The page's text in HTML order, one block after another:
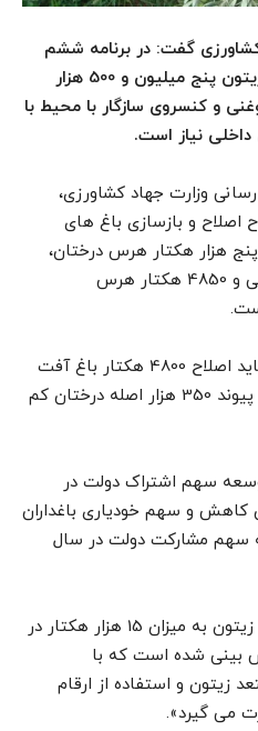
گفت: در برنامه ششم
توسعه برای گسترش باغ های زیتون پنج میلیون و 500 هزار
و کنسروی سازگار با محیط با
نیاز است.
وزارت جهاد کشاورزی،
اصلاح و بازسازی باغ های
هزار هکتار هرس درختان،
5085 هکتار هرس فرم و باردهی و 4850 هکتار هرس
وی ادامه داد: در این پنج سال باید اصلاح 4800 هکتار باغ آفت
زده، تغذیه 20 هزار هکتار باغ و پیوند 350 هزار اصله درختان کم
سهم اشتراک دولت در
کاهش و سهم خودیاری باغداران
سهم مشارکت دولت در سال
«در این برنامه توسعه باغ های زیتون به میزان 15 هزار هکتار در
بینی شده است که با
و استفاده از ارقام
می گیرد».